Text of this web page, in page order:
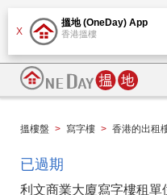
X
搵地 (OneDay) App
香港搵樓
搵樓盤 > 寫字樓 > 香港的出租
已過期
利文商業大廈寫字樓租單